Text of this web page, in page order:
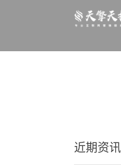
近期资讯